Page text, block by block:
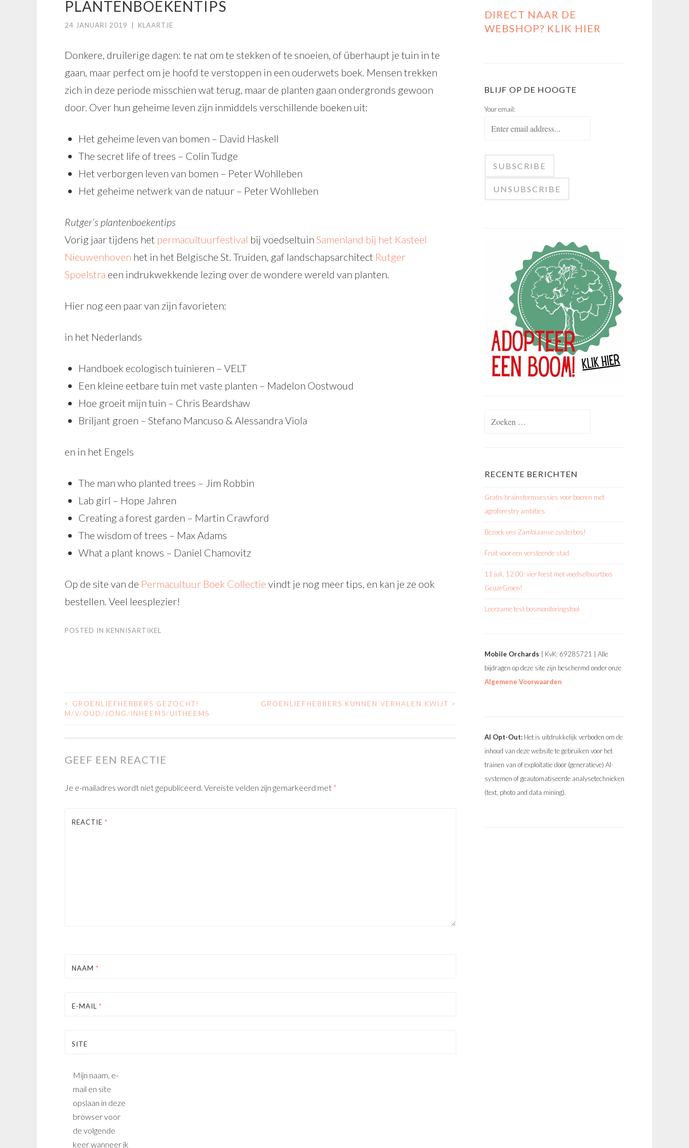
PLANTENBOEKENTIPS
24 JANUARI 2019 KLAARTJE
Donkere, druilerige dagen: te nat om te stekken of te snoeien, of überhaupt je tuin in te
gaan, maar perfect om je hoofd te verstoppen in een ouderwets boek. Mensen trekken
zich in deze periode misschien wat terug, maar de planten gaan ondergronds gewoon
door. Over hun geheime leven zijn inmiddels verschillende boeken uit:
Het geheime leven van bomen – David Haskell
The secret life of trees – Colin Tudge
Het verborgen leven van bomen – Peter Wohlleben
Het geheime netwerk van de natuur – Peter Wohlleben
Rutger’s plantenboekentips
Vorig jaar tijdens het permacultuurfestival bij voedseltuin Samenland bij het Kasteel
Nieuwenhoven het in het Belgische St. Truiden, gaf landschapsarchitect Rutger
Spoelstra een indrukwekkende lezing over de wondere wereld van planten.
Hier nog een paar van zijn favorieten:
in het Nederlands
Handboek ecologisch tuinieren – VELT
Een kleine eetbare tuin met vaste planten – Madelon Oostwoud
Hoe groeit mijn tuin – Chris Beardshaw
Briljant groen – Stefano Mancuso & Alessandra Viola
en in het Engels
The man who planted trees – Jim Robbin
Lab girl – Hope Jahren
Creating a forest garden – Martin Crawford
The wisdom of trees – Max Adams
What a plant knows – Daniel Chamovitz
Op de site van de Permacultuur Boek Collectie vindt je nog meer tips, en kan je ze ook
bestellen. Veel leesplezier!
POSTED IN KENNISARTIKEL
POST
<
GROENLIEFHEBBERS GEZOCHT!
M/V/OUD/JONG/INHEEMS/UITHEEMS
GROENLIEFHEBBERS KUNNEN VERHALEN KWIJT >
GEEF EEN REACTIE
Je e-mailadres wordt niet gepubliceerd. Vereiste velden zijn gemarkeerd met *
REACTIE *
NAAM *
E-MAIL *
SITE
Mijn naam, e-
mail en site
opslaan in deze
browser voor
de volgende
keer wanneer ik
DIRECT NAAR DE
WEBSHOP? KLIK HIER
BLIJF OP DE HOOGTE
Your email:
RECENTE BERICHTEN
Gratis brainstormsessies voor boeren met
agroforestry ambities
Bezoek ons Zambiaanse zusterbos!
Fruit voor een versteende stad
11 juli, 12.00: vier feest met voedselbuurtbos
GeuzeGroen!
Leerzame test bosmonitoringstool
Mobile Orchards | KvK: 69285721 | Alle
bijdragen op deze site zijn beschermd onder onze
Algemene Voorwaarden.
AI Opt-Out: Het is uitdrukkelijk verboden om de
inhoud van deze website te gebruiken voor het
trainen van of exploitatie door (generatieve) AI-
systemen of geautomatiseerde analysetechnieken
(text, photo and data mining).